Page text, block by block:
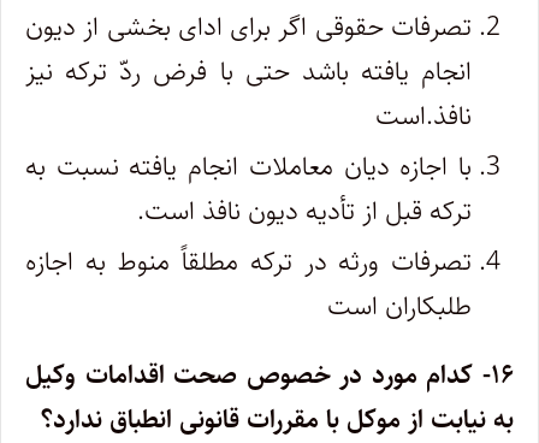
تصرفات حقوقی اگر برای ادای بخشی از دیون
انجام یافته باشد حتی با فرض ردّ ترکه نیز
نافذ.است
با اجازه دیان معاملات انجام یافته نسبت به
ترکه قبل از تأدیه دیون نافذ است.
تصرفات ورثه در ترکه مطلقاً منوط به اجازه
طلبکاران است
۱۶- کدام مورد در خصوص صحت اقدامات وکیل
به نیابت از موکل با مقررات قانونی انطباق ندارد؟